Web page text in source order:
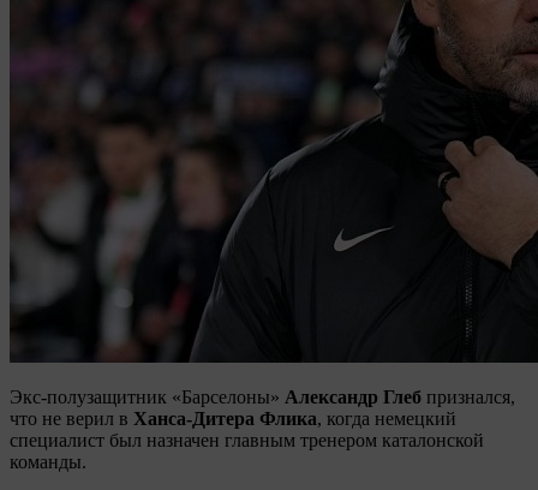
Экс-полузащитник «Барселоны» Александр Глеб признался,
что не верил в Ханса-Дитера Флика, когда немецкий
специалист был назначен главным тренером каталонской
команды.